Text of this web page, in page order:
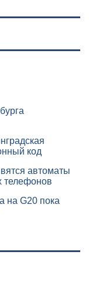
операции
код
автоматы
телефонов
на G20 пока